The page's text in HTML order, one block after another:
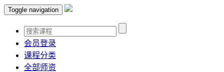
Toggle navigation
会员登录
课程分类
全部师资